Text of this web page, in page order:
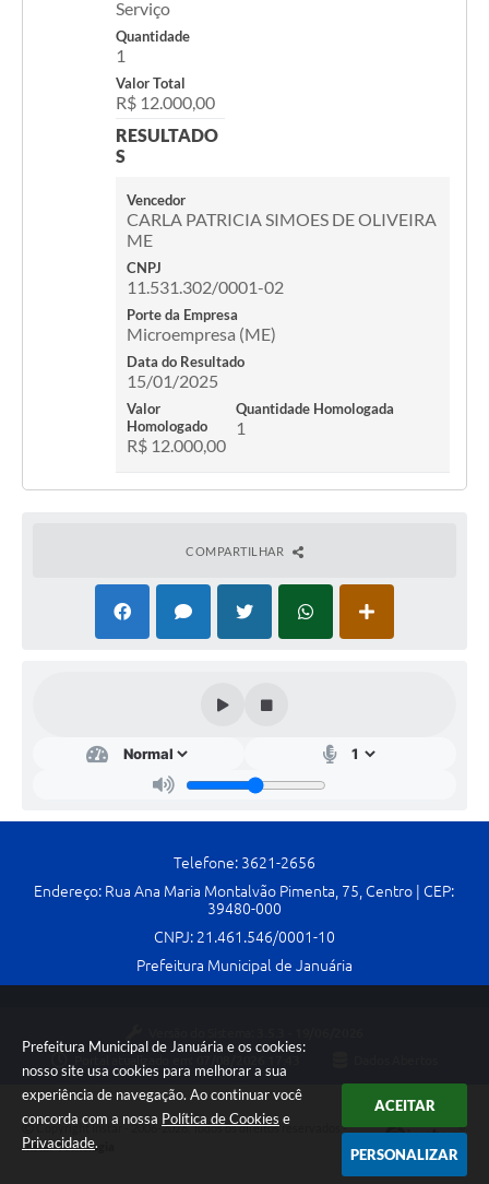
Prefeitura Municipal de Januária e os cookies:
nosso site usa cookies para melhorar a sua
experiência de navegação. Ao continuar você
concorda com a nossa Política de Cookies e
Privacidade.
ACEITAR
PERSONALIZAR
Serviços Online
Fotos - Eventos Oficiais
Serviço
Quantidade
1
Valor Total
R$ 12.000,00
RESULTADO
S
Vencedor
CARLA PATRICIA SIMOES DE OLIVEIRA
ME
CNPJ
11.531.302/0001-02
Porte da Empresa
Microempresa (ME)
Data do Resultado
15/01/2025
Valor
Homologado
R$ 12.000,00
Quantidade Homologada
1
COMPARTILHAR
Telefone: 3621-2656
Endereço: Rua Ana Maria Montalvão Pimenta, 75, Centro | CEP:
39480-000
CNPJ: 21.461.546/0001-10
Prefeitura Municipal de Januária
Copyright Instar - 2006-2026. Todos os direitos reservados -
Instar Tecnologia